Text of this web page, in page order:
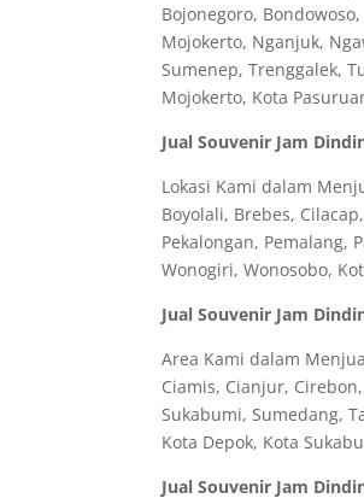
Bojonegoro,
Mojokerto, Nganjuk,
Sumenep, Trenggalek,
Mojokerto, Kota
Jual Souvenir Jam
Lokasi Kami dalam
Boyolali, Brebes,
Pekalongan, Pemalang,
Wonogiri, Wonosobo,
Jual Souvenir Jam
Area Kami dalam
Ciamis, Cianjur,
Sukabumi, Sumedang,
Kota Depok, Kota
Jual Souvenir Jam